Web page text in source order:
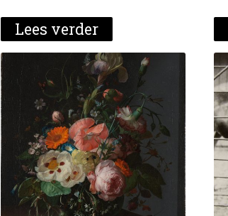
Lees verder